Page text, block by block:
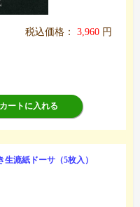
税込価格： 3,960 円
カートに入れる
漉紙ドーサ（5枚入）